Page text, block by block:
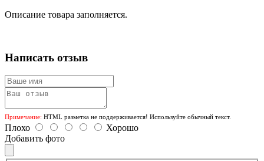
Описание товара заполняется.
Написать отзыв
Примечание: HTML разметка не поддерживается! Используйте обычный текст.
Плохо
Хорошо
Добавить фото